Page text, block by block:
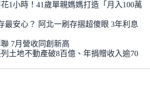
1小時！41歲單親媽媽打造「月入100萬
最安心？ 阿北一刷存摺超傻眼 3年利息
7月營收同創新高
土地不動產破8百億、年捐贈收入逾70